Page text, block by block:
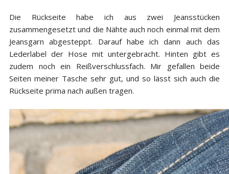
Die Rückseite habe ich aus zwei Jeansstücken
zusammengesetzt und die Nähte auch noch einmal mit dem
Jeansgarn abgesteppt. Darauf habe ich dann auch das
Lederlabel der Hose mit untergebracht. Hinten gibt es
zudem noch ein Reißverschlussfach. Mir gefallen beide
Seiten meiner Tasche sehr gut, und so lässt sich auch die
Rückseite prima nach außen tragen.